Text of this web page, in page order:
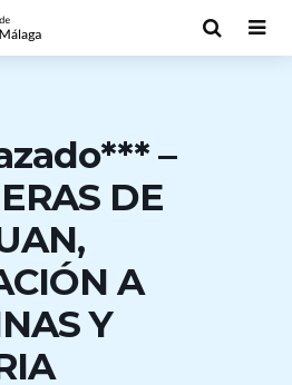
–
DE
A
Y